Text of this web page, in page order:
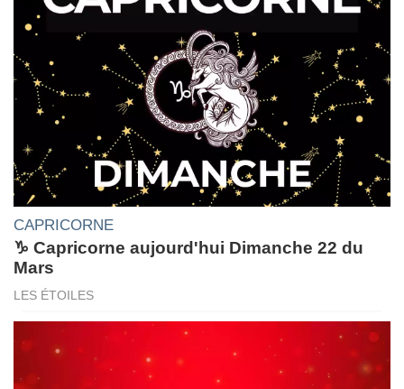
CAPRICORNE
♑ Capricorne aujourd'hui Dimanche 22 du
Mars
LES ÉTOILES